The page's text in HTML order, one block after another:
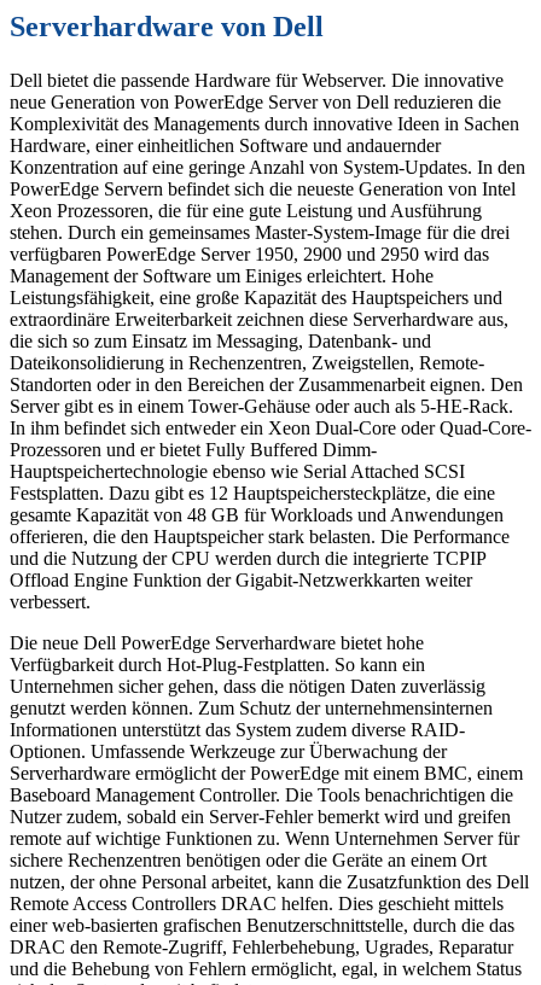
Serverhardware von Dell
Dell bietet die passende Hardware für Webserver. Die innovative
neue Generation von PowerEdge Server von Dell reduzieren die
Komplexivität des Managements durch innovative Ideen in Sachen
Hardware, einer einheitlichen Software und andauernder
Konzentration auf eine geringe Anzahl von System-Updates. In den
PowerEdge Servern befindet sich die neueste Generation von Intel
Xeon Prozessoren, die für eine gute Leistung und Ausführung
stehen. Durch ein gemeinsames Master-System-Image für die drei
verfügbaren PowerEdge Server 1950, 2900 und 2950 wird das
Management der Software um Einiges erleichtert. Hohe
Leistungsfähigkeit, eine große Kapazität des Hauptspeichers und
extraordinäre Erweiterbarkeit zeichnen diese Serverhardware aus,
die sich so zum Einsatz im Messaging, Datenbank- und
Dateikonsolidierung in Rechenzentren, Zweigstellen, Remote-
Standorten oder in den Bereichen der Zusammenarbeit eignen. Den
Server gibt es in einem Tower-Gehäuse oder auch als 5-HE-Rack.
In ihm befindet sich entweder ein Xeon Dual-Core oder Quad-Core-
Prozessoren und er bietet Fully Buffered Dimm-
Hauptspeichertechnologie ebenso wie Serial Attached SCSI
Festsplatten. Dazu gibt es 12 Hauptspeichersteckplätze, die eine
gesamte Kapazität von 48 GB für Workloads und Anwendungen
offerieren, die den Hauptspeicher stark belasten. Die Performance
und die Nutzung der CPU werden durch die integrierte TCPIP
Offload Engine Funktion der Gigabit-Netzwerkkarten weiter
verbessert.
Die neue Dell PowerEdge Serverhardware bietet hohe
Verfügbarkeit durch Hot-Plug-Festplatten. So kann ein
Unternehmen sicher gehen, dass die nötigen Daten zuverlässig
genutzt werden können. Zum Schutz der unternehmensinternen
Informationen unterstützt das System zudem diverse RAID-
Optionen. Umfassende Werkzeuge zur Überwachung der
Serverhardware ermöglicht der PowerEdge mit einem BMC, einem
Baseboard Management Controller. Die Tools benachrichtigen die
Nutzer zudem, sobald ein Server-Fehler bemerkt wird und greifen
remote auf wichtige Funktionen zu. Wenn Unternehmen Server für
sichere Rechenzentren benötigen oder die Geräte an einem Ort
nutzen, der ohne Personal arbeitet, kann die Zusatzfunktion des Dell
Remote Access Controllers DRAC helfen. Dies geschieht mittels
einer web-basierten grafischen Benutzerschnittstelle, durch die das
DRAC den Remote-Zugriff, Fehlerbehebung, Ugrades, Reparatur
und die Behebung von Fehlern ermöglicht, egal, in welchem Status